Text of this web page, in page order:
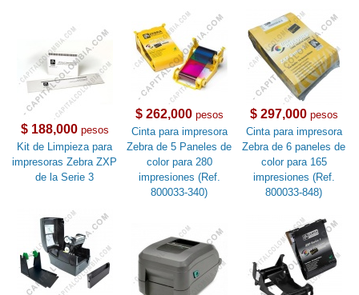
$ 188,000pesos
Kit de Limpieza para
impresoras Zebra ZXP
de la Serie 3
$ 262,000pesos
Cinta para impresora
Zebra de 5 Paneles de
color para 280
impresiones (Ref.
800033-340)
$ 297,000pesos
Cinta para impresora
Zebra de 6 paneles de
color para 165
impresiones (Ref.
800033-848)